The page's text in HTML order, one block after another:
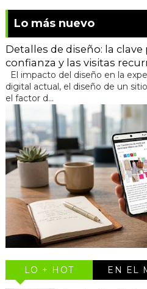
Lo más nuevo
Detalles de diseño: la
confianza y las visitas
El impacto del diseño en la
digital actual, el diseño de un
el factor d...
LO + HOT EN EL